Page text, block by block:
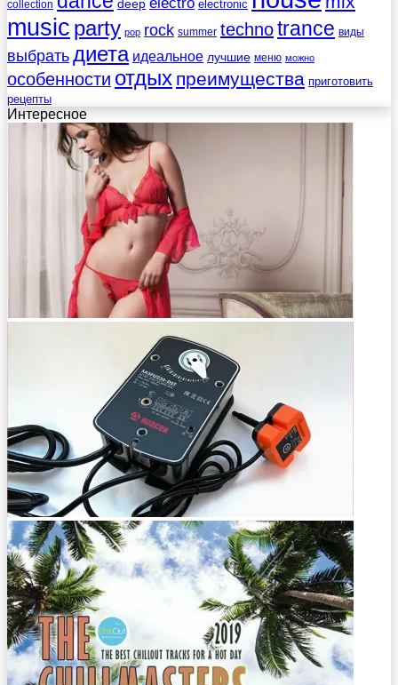
collection deep electronic
music party pop rock summer technotrance виды
выбратьдиета идеальное лучшие меню можно
особенности отдых преимущества приготовить
рецепты
Интересное